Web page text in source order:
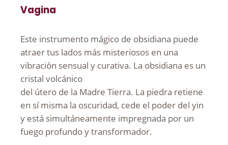
Vagina
Este instrumento mágico de obsidiana puede
atraer tus lados más misteriosos en una
vibración sensual y curativa. La obsidiana es un
cristal volcánico
del útero de la Madre Tierra. La piedra retiene
en sí misma la oscuridad, cede el poder del yin
y está simultáneamente impregnada por un
fuego profundo y transformador.